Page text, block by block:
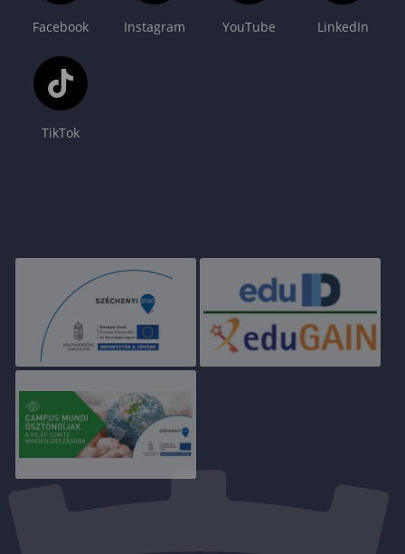
Facebook Instagram YouTube LinkedIn
TikTok